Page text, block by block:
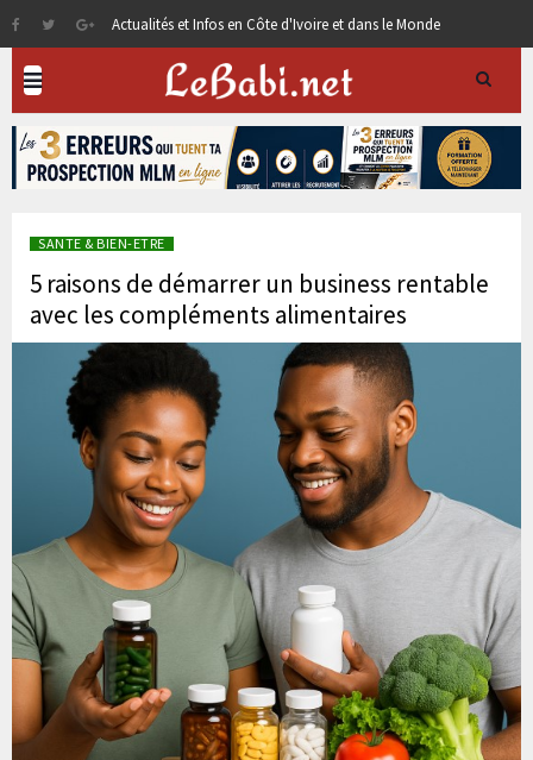
Actualités et Infos en Côte d'Ivoire et dans le Monde
SANTE & BIEN-ETRE
5 raisons de démarrer un business rentable
avec les compléments alimentaires